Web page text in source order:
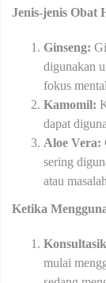
Jenis-jenis Obat
Ginseng:
digunakan
fokus
Kamomil:
dapat
Aloe Vera:
sering
atau
Ketika
mulai